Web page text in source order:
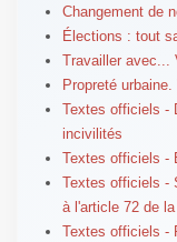
Changement de
Élections : tout
Travailler avec...
Propreté
Textes officiels -
incivilités
Textes officiels -
Textes officiels -
à l'article 72 de
Textes officiels -